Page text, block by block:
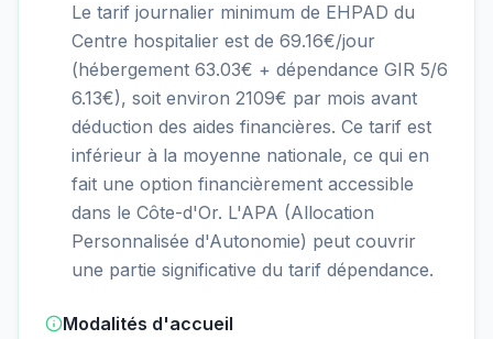
Le tarif journalier minimum de EHPAD du
Centre hospitalier est de 69.16€/jour
(hébergement 63.03€ + dépendance GIR 5/6
6.13€), soit environ 2109€ par mois avant
déduction des aides financières. Ce tarif est
inférieur à la moyenne nationale, ce qui en
fait une option financièrement accessible
dans le Côte-d'Or. L'APA (Allocation
Personnalisée d'Autonomie) peut couvrir
une partie significative du tarif dépendance.
Modalités d'accueil